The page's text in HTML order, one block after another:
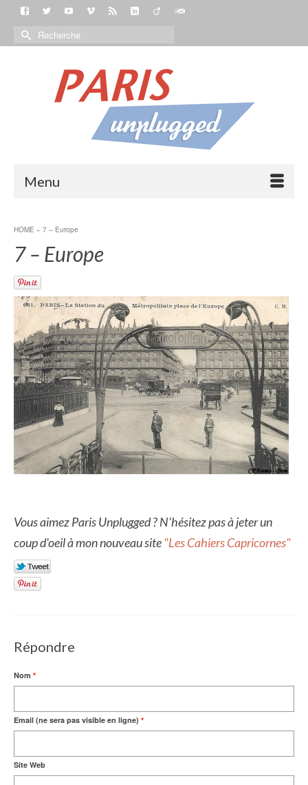
Menu
HOME » 7 – Europe
7 – Europe
Vous aimez Paris Unplugged ? N'hésitez pas à jeter un
coup d'oeil à mon nouveau site "Les Cahiers Capricornes"
Répondre
Nom *
Email (ne sera pas visible en ligne) *
Site Web